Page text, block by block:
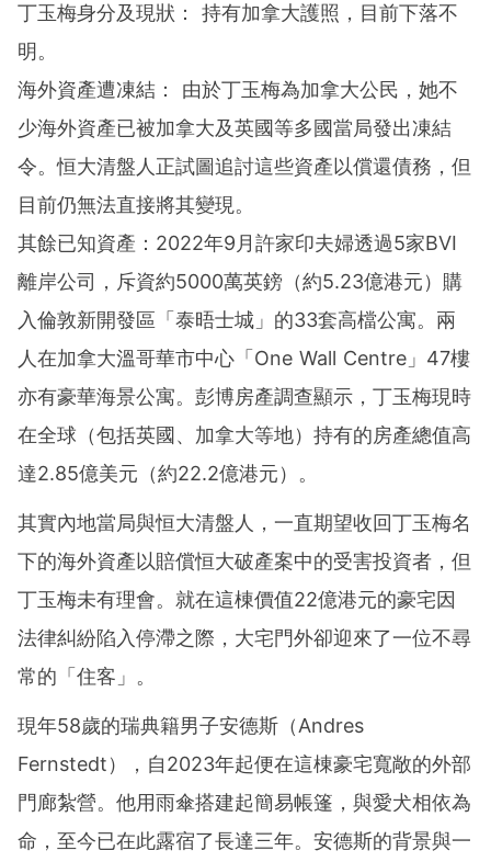
丁玉梅身分及現狀： 持有加拿大護照，目前下落不
明。
海外資產遭凍結： 由於丁玉梅為加拿大公民，她不
少海外資產已被加拿大及英國等多國當局發出凍結
令。恒大清盤人正試圖追討這些資產以償還債務，但
目前仍無法直接將其變現。
其餘已知資產：2022年9月許家印夫婦透過5家BVI
離岸公司，斥資約5000萬英鎊（約5.23億港元）購
入倫敦新開發區「泰晤士城」的33套高檔公寓。兩
人在加拿大溫哥華市中心「One Wall Centre」47樓
亦有豪華海景公寓。彭博房產調查顯示，丁玉梅現時
在全球（包括英國、加拿大等地）持有的房產總值高
達2.85億美元（約22.2億港元）。
其實內地當局與恒大清盤人，一直期望收回丁玉梅名
下的海外資產以賠償恒大破產案中的受害投資者，但
丁玉梅未有理會。就在這棟價值22億港元的豪宅因
法律糾紛陷入停滯之際，大宅門外卻迎來了一位不尋
常的「住客」。
現年58歲的瑞典籍男子安德斯（Andres
Fernstedt），自2023年起便在這棟豪宅寬敞的外部
門廊紮營。他用雨傘搭建起簡易帳篷，與愛犬相依為
命，至今已在此露宿了長達三年。安德斯的背景與一